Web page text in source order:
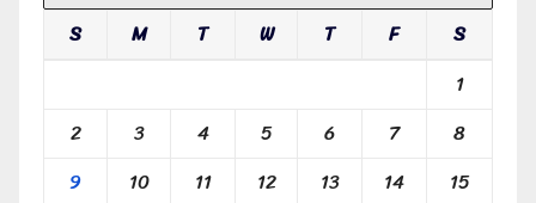
S
M T W T F
S
1
2
3 4 5 6 7
8
9
10 11 12 13 14
15